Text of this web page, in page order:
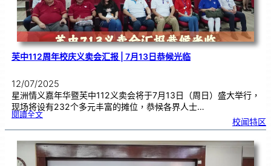
芙中112周年校庆义卖会汇报 | 7月13日恭候光临
12/07/2025
星洲情义嘉年华暨芙中112义卖会将于7月13日（周日）盛大举行，
现场将设有232个多元丰富的摊位，恭候各界人士…
閱讀全文:芙
1
周
年
校
庆
义
卖
校闻特区